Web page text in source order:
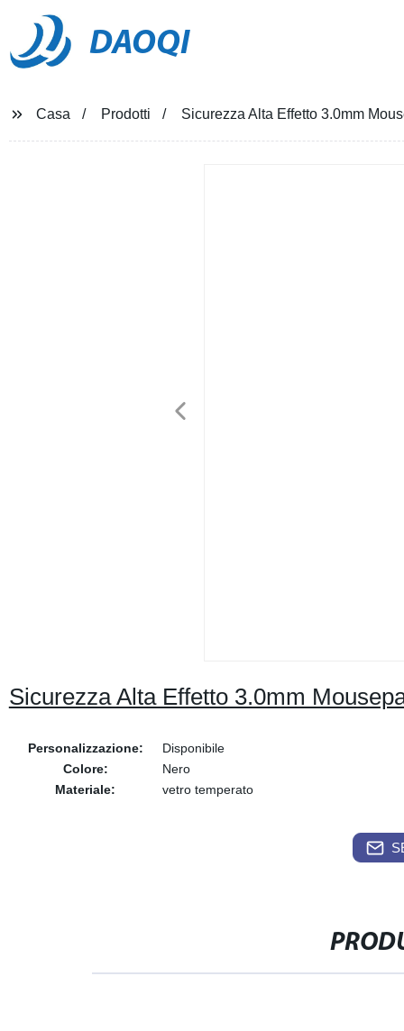
DAOQI
Casa Prodotti Sicurezza Alta Effetto 3.0mm
Sicurezza Alta Effetto 3.0mm
Personalizzazione:
Disponibile
Colore:
Nero
Materiale:
vetro temperato